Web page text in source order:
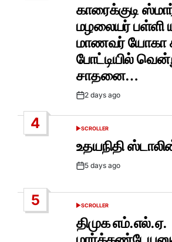
காரைக்குடி
மழலையர் பள்ளி
மாணவர் யோகா
போட்டியில்
சாதனை…
Post2 days ago
4
POSTED
SCROLLER
உதயநிதி
Post5 days ago
5
POSTED
SCROLLER
திமுக எம்.எல்.ஏ.